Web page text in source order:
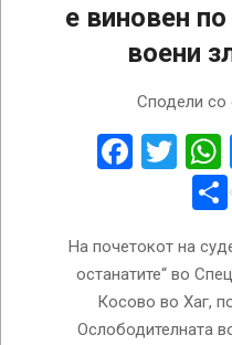
е виновен
воени
Сподели со
На почетокот на
останатите“ во
Косово во Хаг,
Ослободителната